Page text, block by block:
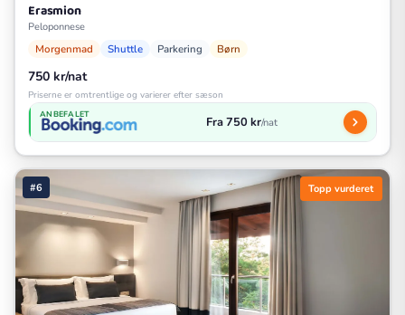
Erasmion
Peloponnese
Morgenmad Shuttle Parkering Børn
750 kr/nat
Priserne er omtrentlige og varierer efter sæson
ANBEFALET Fra 750 kr/nat
#6 Topp vurderet